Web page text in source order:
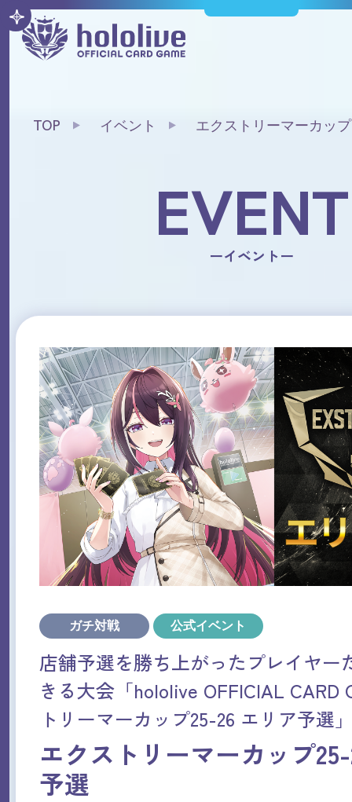
TOP イベント
エクストリーマーカッ
EVENT
ーイベントー
ガチ対戦 公式イベント
店舗予選を勝ち上がったプレイヤー
きる大会「hololive OFFICIAL CARD
トリーマーカップ25-26 エリア予選
エクストリーマーカップ
予選